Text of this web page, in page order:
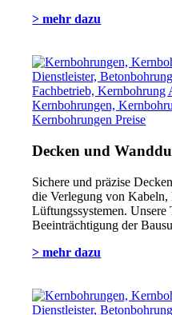
> mehr dazu
Decken und
Sichere und präzise
die Verlegung von Kabeln,
Lüftungssystemen.
Beeinträchtigung der
> mehr dazu